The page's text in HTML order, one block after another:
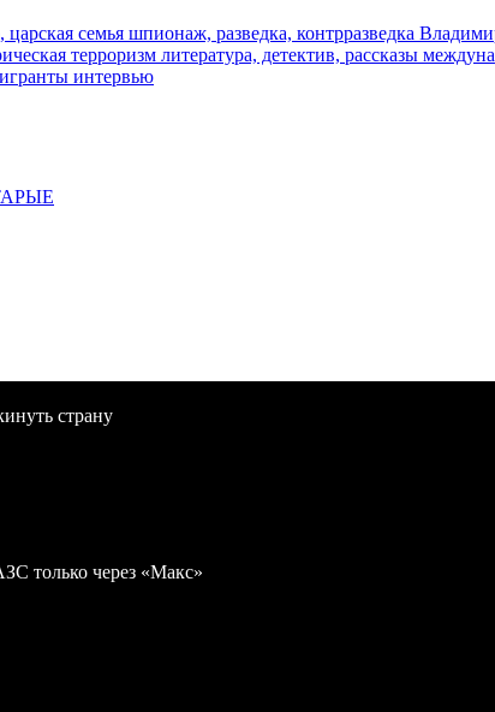
царская семья шпионаж, разведка, контрразведка
терроризм литература, детектив, рассказы
интервью
страну
только через «Макс»